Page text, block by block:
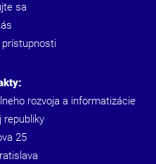
sa
prístupnosti
rozvoja a informatizácie
republiky
25